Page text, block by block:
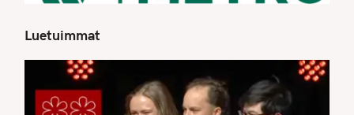
Luetuimmat
S
e